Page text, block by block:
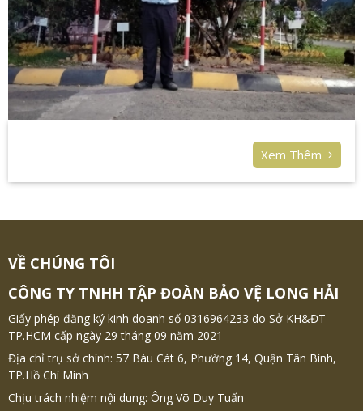
Xem Thêm
VỀ CHÚNG TÔI
CÔNG TY TNHH TẬP ĐOÀN BẢO VỆ LONG HẢI
Giấy phép đăng ký kinh doanh số 0316964233 do Sở KH&ĐT
TP.HCM cấp ngày 29 tháng 09 năm 2021
Địa chỉ trụ sở chính: 57 Bàu Cát 6, Phường 14, Quận Tân Bình,
TP.Hồ Chí Minh
Chịu trách nhiệm nội dung: Ông Võ Duy Tuấn